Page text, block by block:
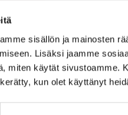
sisällön ja mainosten
Lisäksi jaamme
miten käytät sivustoamme.
kun olet käyttänyt